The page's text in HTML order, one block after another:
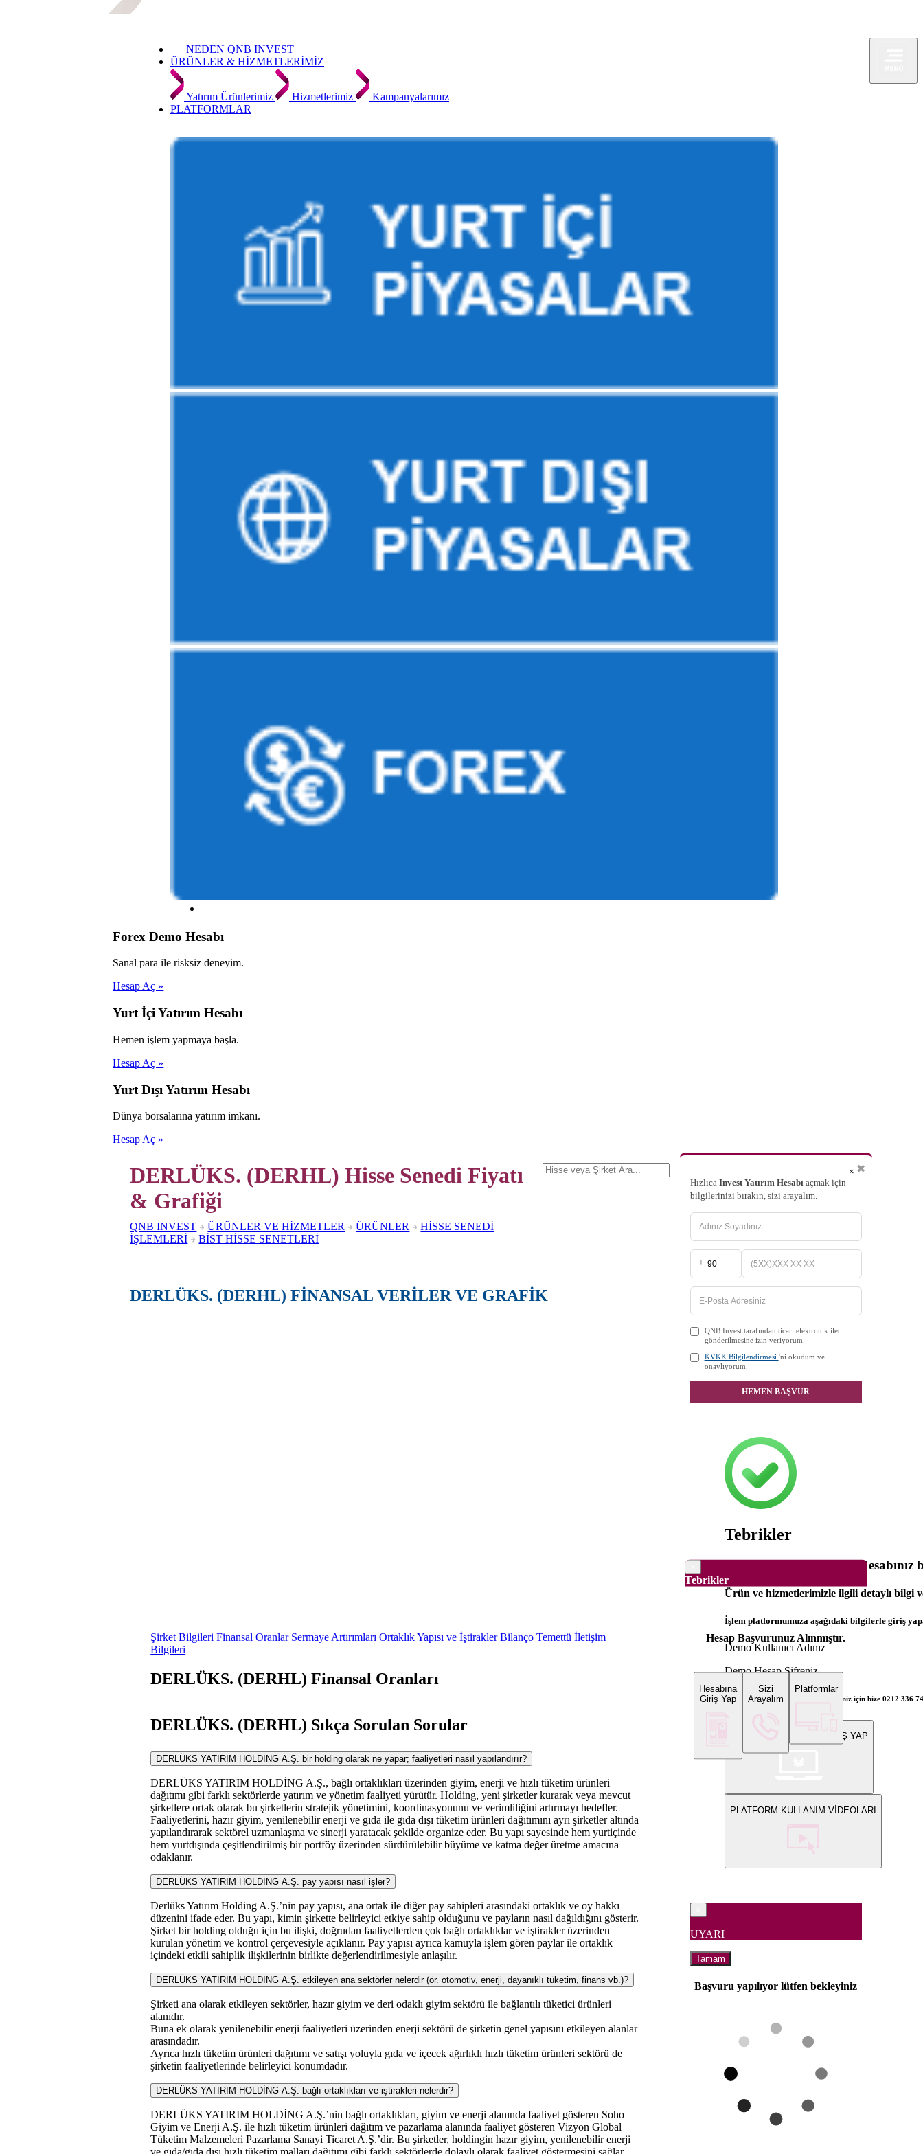
NEDEN QNB INVEST
ÜRÜNLER & HİZMETLERİMİZ
Yatırım Ürünlerimiz Hizmetlerimiz
Kampanyalarımız
PLATFORMLAR
Forex Demo Hesabı
Sanal para ile risksiz deneyim.
Hesap Aç »
Yurt İçi Yatırım Hesabı
Hemen işlem yapmaya başla.
Hesap Aç »
Yurt Dışı Yatırım Hesabı
Dünya borsalarına yatırım imkanı.
Hesap Aç »
DERLÜKS. (DERHL) Hisse SenediFiyatı
& Grafiği
QNB INVEST ÜRÜNLER VE HİZMETLER ÜRÜNLER
HİSSE SENEDİ
İŞLEMLERİ
BİST HİSSE SENETLERİ
DERLÜKS. (DERHL) FİNANSAL VERİLER VE GRAFİK
Şirket Bilgileri Finansal Oranlar Sermaye Artırımları Ortaklık Yapısı ve İştirakler Bilanço Temettü İletişim
Bilgileri
DERLÜKS. (DERHL) Finansal Oranları
DERLÜKS. (DERHL) Sıkça Sorulan Sorular
DERLÜKS YATIRIM HOLDİNG A.Ş. bir holding olarak ne yapar; faaliyetleri nasıl yapılandırır?
DERLÜKS YATIRIM HOLDİNG A.Ş., bağlı ortaklıkları üzerinden giyim, enerji ve hızlı tüketim ürünleri
dağıtımı gibi farklı sektörlerde yatırım ve yönetim faaliyeti yürütür. Holding, yeni şirketler kurarak veya mevcut
şirketlere ortak olarak bu şirketlerin stratejik yönetimini, koordinasyonunu ve verimliliğini artırmayı hedefler.
Faaliyetlerini, hazır giyim, yenilenebilir enerji ve gıda ile gıda dışı tüketim ürünleri dağıtımını ayrı şirketler altında
yapılandırarak sektörel uzmanlaşma ve sinerji yaratacak şekilde organize eder. Bu yapı sayesinde hem yurtiçinde
hem yurtdışında çeşitlendirilmiş bir portföy üzerinden sürdürülebilir büyüme ve katma değer üretme amacına
odaklanır.
DERLÜKS YATIRIM HOLDİNG A.Ş. pay yapısı nasıl işler?
Derlüks Yatırım Holding A.Ş.’nin pay yapısı, ana ortak ile diğer pay sahipleri arasındaki ortaklık ve oy hakkı
düzenini ifade eder. Bu yapı, kimin şirkette belirleyici etkiye sahip olduğunu ve payların nasıl dağıldığını gösterir.
Şirket bir holding olduğu için bu ilişki, doğrudan faaliyetlerden çok bağlı ortaklıklar ve iştirakler üzerinden
kurulan yönetim ve kontrol çerçevesiyle açıklanır. Pay yapısı ayrıca kamuyla işlem gören paylar ile ortaklık
içindeki etkili sahiplik ilişkilerinin birlikte değerlendirilmesiyle anlaşılır.
DERLÜKS YATIRIM HOLDİNG A.Ş. etkileyen ana sektörler nelerdir (ör. otomotiv, enerji, dayanıklı tüketim, finans vb.)?
Şirketi ana olarak etkileyen sektörler, hazır giyim ve deri odaklı giyim sektörü ile bağlantılı tüketici ürünleri
alanıdır.
Buna ek olarak yenilenebilir enerji faaliyetleri üzerinden enerji sektörü de şirketin genel yapısını etkileyen alanlar
arasındadır.
Ayrıca hızlı tüketim ürünleri dağıtımı ve satışı yoluyla gıda ve içecek ağırlıklı hızlı tüketim ürünleri sektörü de
şirketin faaliyetlerinde belirleyici konumdadır.
DERLÜKS YATIRIM HOLDİNG A.Ş. bağlı ortaklıkları ve iştirakleri nelerdir?
DERLÜKS YATIRIM HOLDİNG A.Ş.’nin bağlı ortaklıkları, giyim ve enerji alanında faaliyet gösteren Soho
Giyim ve Enerji A.Ş. ile hızlı tüketim ürünleri dağıtım ve pazarlama alanında faaliyet gösteren Vizyon Global
Tüketim Malzemeleri Pazarlama Sanayi Ticaret A.Ş.’dir. Bu şirketler, holdingin hazır giyim, yenilenebilir enerji
✖
Hızlıca Invest Yatırım Hesabıaçmak için
bilgilerinizi bırakın, sizi arayalım.
+
QNB Invest tarafından ticari elektronik ileti
gönderilmesine izin veriyorum.
KVKK Bilgilendirmesi 'ni okudum ve
onaylıyorum.
HEMEN BAŞVUR
Tebrikler
Hesap Başvurunuz Alınmıştır.
Hesabına
Giriş Yap
Sizi
Arayalım
Platformlar
×
Tebrikler
Dünya Borsaları Demo
Ürün ve hizmetlerimizle ilgili detaylı bilgi
İşlem platformumuza aşağıdaki bilgilerle giriş
Demo Kullanıcı Adınız
Demo Hesap Şifreniz
Bilgi ve gerçek hesap açılış talepleriniz için bize 0212 336
WEB PLATFORMUNA GİRİŞ YAP
PLATFORM KULLANIM VİDEOLARI
UYARI
Tamam
Başvuru yapılıyor lütfen bekleyiniz